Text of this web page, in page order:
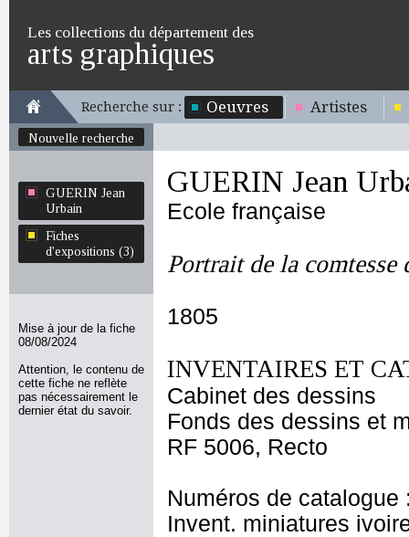
Les collections du département des
arts graphiques
Recherche sur : Oeuvres Artistes
Nouvelle recherche
GUERIN Jean
Urbain
Fiches
d'expositions (3)
Mise à jour de la fiche
08/08/2024
Attention, le contenu de
cette fiche ne reflète
pas nécessairement le
dernier état du savoir.
GUERIN Jean
Ecole française
Portrait de la comtesse
1805
INVENTAIRES ET
Cabinet des dessins
Fonds des dessins et
RF 5006, Recto
Numéros de catalogue
Invent. miniatures